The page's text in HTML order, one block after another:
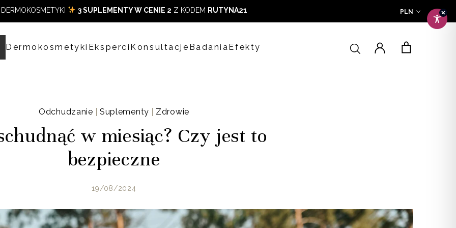
DERMOKOSMETYKI 3 SUPLEMENTY W CENIE 2 Z KODEM RUTYNA21 PLN
Dermokosmetyki Eksperci Konsultacje BadaniaEfekty
Odchudzanie Suplementy Zdrowie
w miesiąc? Czy jest to
bezpieczne
19/08/2024